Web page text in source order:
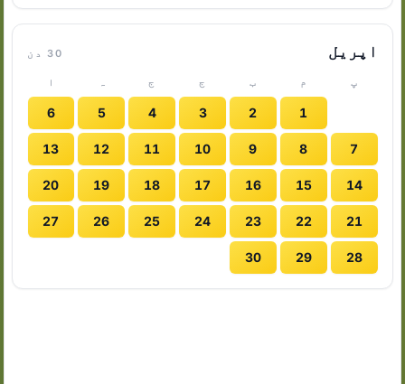
اپریل 30 دن
پ م ب ج ج ہ ا
1
2
3
4
5
6
7
8
9
10
11
12
13
14
15
16
17
18
19
20
21
22
23
24
25
26
27
28
29
30